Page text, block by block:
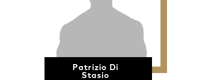
Patrizio Di
Stasio